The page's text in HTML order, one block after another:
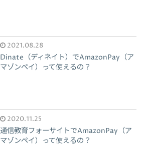
2021.08.28
Dinate（ディネイト）でAmazonPay（ア
マゾンペイ）って使えるの？
2020.11.25
通信教育フォーサイトでAmazonPay（ア
マゾンペイ）って使えるの？